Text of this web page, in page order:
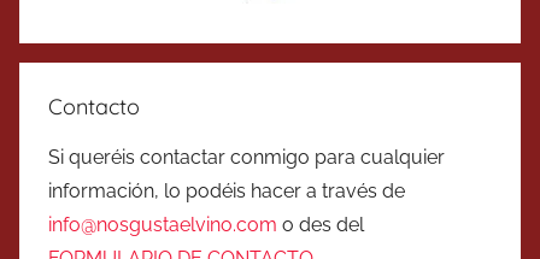
Contacto
Si queréis contactar conmigo para cualquier
información, lo podéis hacer a través de
info@nosgustaelvino.com o des del